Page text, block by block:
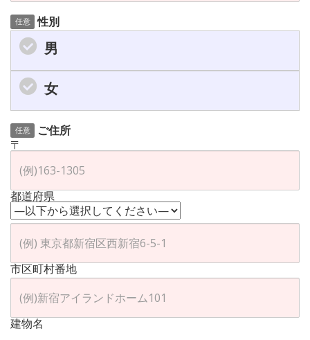
任意 性別
男
女
任意
ご住所
〒
都道府県
市区町村番地
建物名